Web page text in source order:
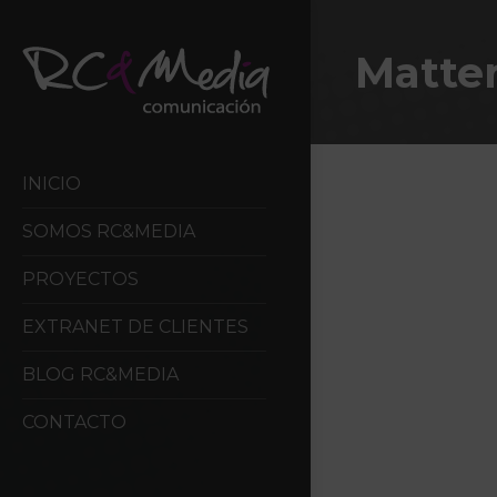
INICIO
SOMOS RC&MEDIA
PROYECTOS
EXTRANET DE CLIENTES
BLOG RC&MEDIA
CONTACTO